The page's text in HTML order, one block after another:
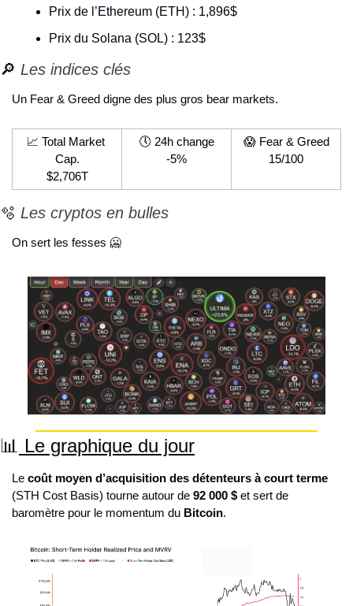
Prix de l’Ethereum (ETH) : 1,896$
Prix du Solana (SOL) : 123$
🔎 Les indices clés
Un Fear & Greed digne des plus gros bear markets.
📈 Total Market
Cap.
$2,706T
🕔 24h change
-5%
😱 Fear & Greed
15/100
🫧 Les cryptos en bulles
On sert les fesses 🥶
📊 Le graphique du jour
Le coût moyen d’acquisition des détenteurs à court terme
(STH Cost Basis) tourne autour de 92 000 $ et sert de
baromètre pour le momentum du Bitcoin.